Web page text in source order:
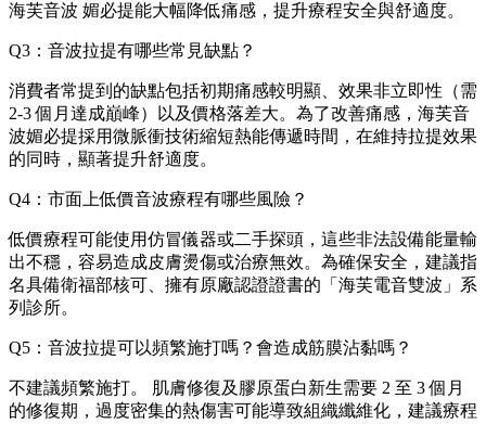
海芙音波 媚必提能大幅降低痛感，提升療程安全與舒適度。
Q3：音波拉提有哪些常見缺點？
消費者常提到的缺點包括初期痛感較明顯、效果非立即性（需
2-3 個月達成巔峰）以及價格落差大。為了改善痛感，海芙音
波媚必提採用微脈衝技術縮短熱能傳遞時間，在維持拉提效果
的同時，顯著提升舒適度。
Q4：市面上低價音波療程有哪些風險？
低價療程可能使用仿冒儀器或二手探頭，這些非法設備能量輸
出不穩，容易造成皮膚燙傷或治療無效。為確保安全，建議指
名具備衛福部核可、擁有原廠認證證書的「海芙電音雙波」系
列診所。
Q5：音波拉提可以頻繁施打嗎？會造成筋膜沾黏嗎？
不建議頻繁施打。 肌膚修復及膠原蛋白新生需要 2 至 3 個月
的修復期，過度密集的熱傷害可能導致組織纖維化，建議療程